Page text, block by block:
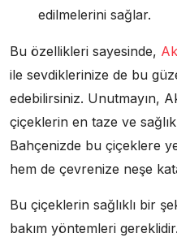
edilmelerini sağlar.
Bu özellikleri sayesinde,
ile sevdiklerinize de bu
edebilirsiniz. Unutmayın,
çiçeklerin en taze ve
Bahçenizde bu çiçeklere
hem de çevrenize neşe
Bu çiçeklerin sağlıklı bir
bakım yöntemleri